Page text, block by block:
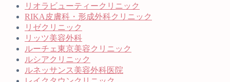
リオラビューティークリニック
RIKA皮膚科・形成外科クリニック
リゼクリニック
リッツ美容外科
ルーチェ東京美容クリニック
ルシアクリニック
ルネッサンス美容外科医院